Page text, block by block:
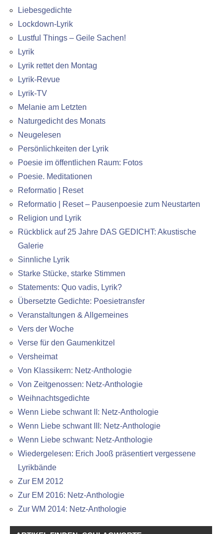
Liebesgedichte
Lockdown-Lyrik
Lustful Things – Geile Sachen!
Lyrik
Lyrik rettet den Montag
Lyrik-Revue
Lyrik-TV
Melanie am Letzten
Naturgedicht des Monats
Neugelesen
Persönlichkeiten der Lyrik
Poesie im öffentlichen Raum: Fotos
Poesie. Meditationen
Reformatio | Reset
Reformatio | Reset – Pausenpoesie zum Neustarten
Religion und Lyrik
Rückblick auf 25 Jahre DAS GEDICHT: Akustische
Galerie
Sinnliche Lyrik
Starke Stücke, starke Stimmen
Statements: Quo vadis, Lyrik?
Übersetzte Gedichte: Poesietransfer
Veranstaltungen & Allgemeines
Vers der Woche
Verse für den Gaumenkitzel
Versheimat
Von Klassikern: Netz-Anthologie
Von Zeitgenossen: Netz-Anthologie
Weihnachtsgedichte
Wenn Liebe schwant II: Netz-Anthologie
Wenn Liebe schwant III: Netz-Anthologie
Wenn Liebe schwant: Netz-Anthologie
Wiedergelesen: Erich Jooß präsentiert vergessene
Lyrikbände
Zur EM 2012
Zur EM 2016: Netz-Anthologie
Zur WM 2014: Netz-Anthologie